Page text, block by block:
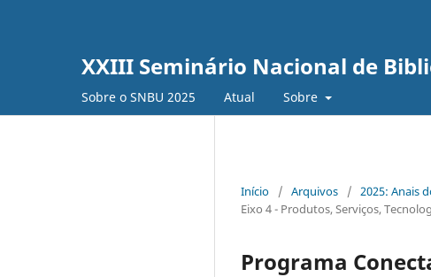
XXIII Seminário Nacional de
Sobre o SNBU 2025 Atual Sobre
Início / Arquivos / 2025: Anais
Eixo 4 - Produtos, Serviços,
Programa